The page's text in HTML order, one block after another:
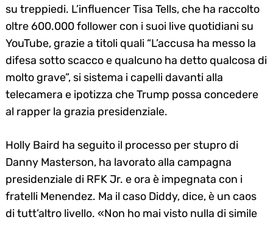
su treppiedi. L’influencer Tisa Tells, che ha raccolto
oltre 600.000 follower con i suoi live quotidiani su
YouTube, grazie a titoli quali “L’accusa ha messo la
difesa sotto scacco e qualcuno ha detto qualcosa di
molto grave”, si sistema i capelli davanti alla
telecamera e ipotizza che Trump possa concedere
al rapper la grazia presidenziale.
Holly Baird ha seguito il processo per stupro di
Danny Masterson, ha lavorato alla campagna
presidenziale di RFK Jr. e ora è impegnata con i
fratelli Menendez. Ma il caso Diddy, dice, è un caos
di tutt’altro livello. «Non ho mai visto nulla di simile